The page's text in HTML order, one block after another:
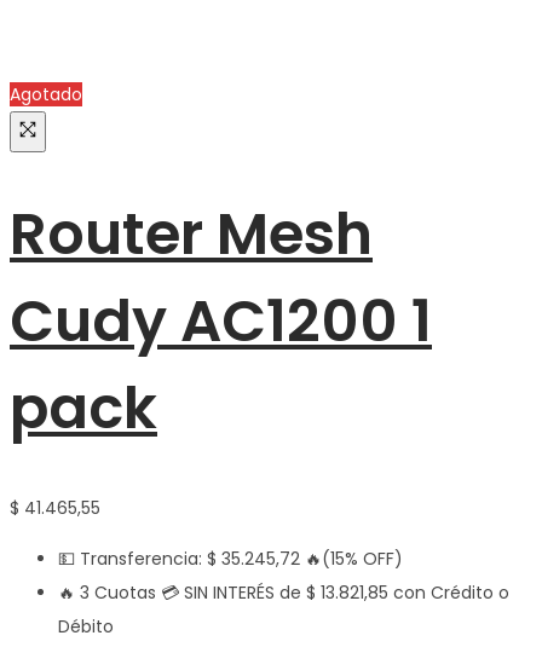
Agotado
Router Mesh
Cudy AC1200 1
pack
$ 41.465,55
💵 Transferencia: $ 35.245,72 🔥(15% OFF)
🔥 3 Cuotas 💳 SIN INTERÉS de $ 13.821,85 con Crédito o
Débito